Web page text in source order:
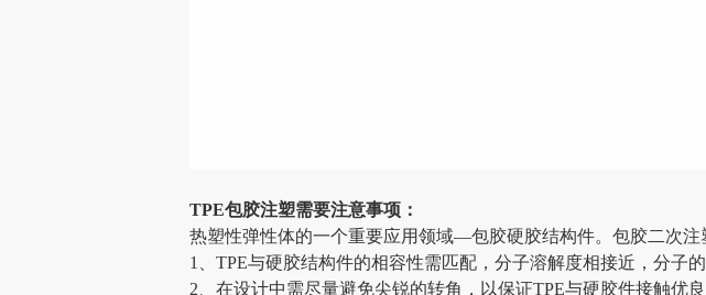
TPE包胶注塑需要注意事项：
热塑性弹性体的一个重要应用领域—包胶硬胶结构件。包胶二次注
1、TPE与硬胶结构件的相容性需匹配，分子溶解度相接近，分子的
2、在设计中需尽量避免尖锐的转角，以保证TPE与硬胶件接触优良